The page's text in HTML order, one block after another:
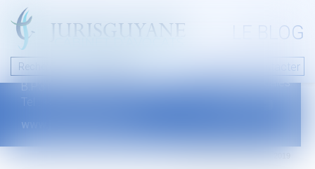
LE BLOG
Nous contacter
46 avenue de la liberté
B.P.315 - 97327 Cayenne Cedex
Tel : +594 594 29 45 35
www.jurisguyane.com
Mentions légales